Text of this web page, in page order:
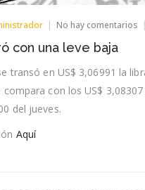
No hay comentarios en
con una leve baja
transó en US$ 3,06991 la
compara con los US$
del jueves.
Aquí